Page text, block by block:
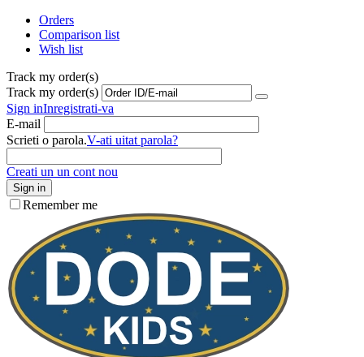
Orders
Comparison list
Wish list
Track my order(s)
Track my order(s)
Sign inInregistrati-va
E-mail
Scrieti o parola.V-ati uitat parola?
Creati un un cont nou
Sign in
Remember me